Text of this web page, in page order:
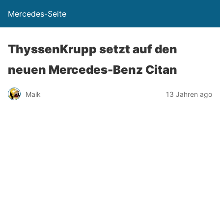
Mercedes-Seite
ThyssenKrupp setzt auf den
neuen Mercedes-Benz Citan
Maik 13 Jahren ago